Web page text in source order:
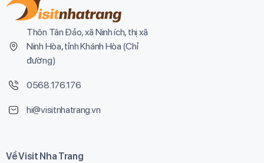
Thôn Tân Đảo, xã Ninh ích, thị xã
Ninh Hòa, tỉnh Khánh Hòa (Chỉ
đường)
0568.176.176
hi@visitnhatrang.vn
Về Visit Nha Trang